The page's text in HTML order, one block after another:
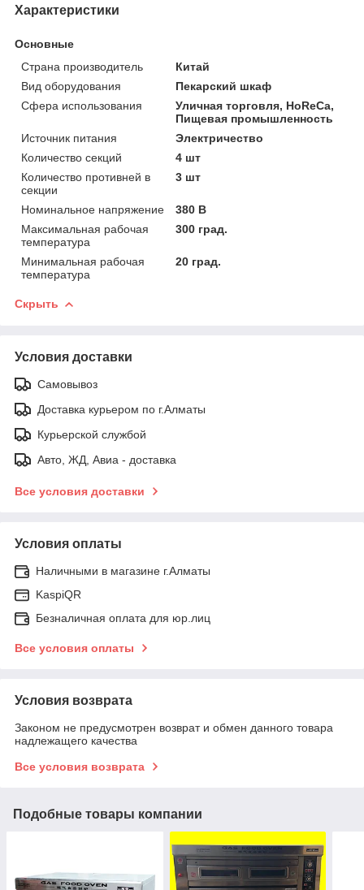
Характеристики
Основные
Страна производитель
Китай
Вид оборудования
Пекарский шкаф
Сфера использования
Уличная торговля, HoReCa,
Пищевая промышленность
Источник питания
Электричество
Количество секций
4 шт
Количество противней в
секции
3 шт
Номинальное напряжение
380 В
Максимальная рабочая
температура
300 град.
Минимальная рабочая
температура
20 град.
Скрыть
Условия доставки
Самовывоз
Доставка курьером по г.Алматы
Курьерской службой
Авто, ЖД, Авиа - доставка
Все условия доставки
Условия оплаты
Наличными в магазине г.Алматы
KaspiQR
Безналичная оплата для юр.лиц
Все условия оплаты
Условия возврата
Законом не предусмотрен возврат и обмен данного товара
надлежащего качества
Все условия возврата
Подобные товары компании